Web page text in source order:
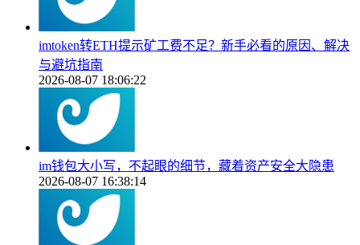
imtoken转ETH提示矿工费不足？新手必看的原因、解决
与避坑指南
2026-08-07 18:06:22
im钱包大小写，不起眼的细节，藏着资产安全大隐患
2026-08-07 16:38:14